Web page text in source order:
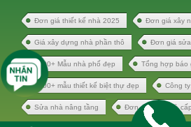
Đơn giá thiết kế nhà 2025 Đơn giá xây
Giá xây dựng nhà phần thô Đơn giá
1000+ Mẫu nhà phố đẹp Tổng hợp báo
1000+ mẫu thiết kế biệt thự đẹp Công
Sửa nhà nâng tầng Đơn giá xây nhà